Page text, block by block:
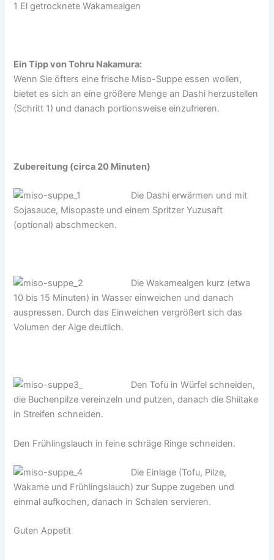
1 El getrocknete Wakamealgen
Ein Tipp vonTohru Nakamura:
Wenn Sie öfters eine frische Miso-Suppe essen wollen,
bietet es sich an eine größere Menge an Dashi herzustellen
(Schritt 1) und danach portionsweise einzufrieren.
Zubereitung (circa 20 Minuten)
Die Dashi erwärmen und mit
Sojasauce, Misopaste und einem Spritzer Yuzusaft
(optional) abschmecken.
Die Wakamealgen kurz (etwa
10 bis 15 Minuten) in Wasser einweichen und danach
auspressen. Durch das Einweichen vergrößert sich das
Volumen der Alge deutlich.
Den Tofu in Würfel schneiden,
die Buchenpilze vereinzeln und putzen, danach die Shiitake
in Streifen schneiden.
Den Frühlingslauch in feine schräge Ringe schneiden.
Die Einlage (Tofu, Pilze,
Wakame und Frühlingslauch) zur Suppe zugeben und
einmal aufkochen, danach in Schalen servieren.
Guten Appetit